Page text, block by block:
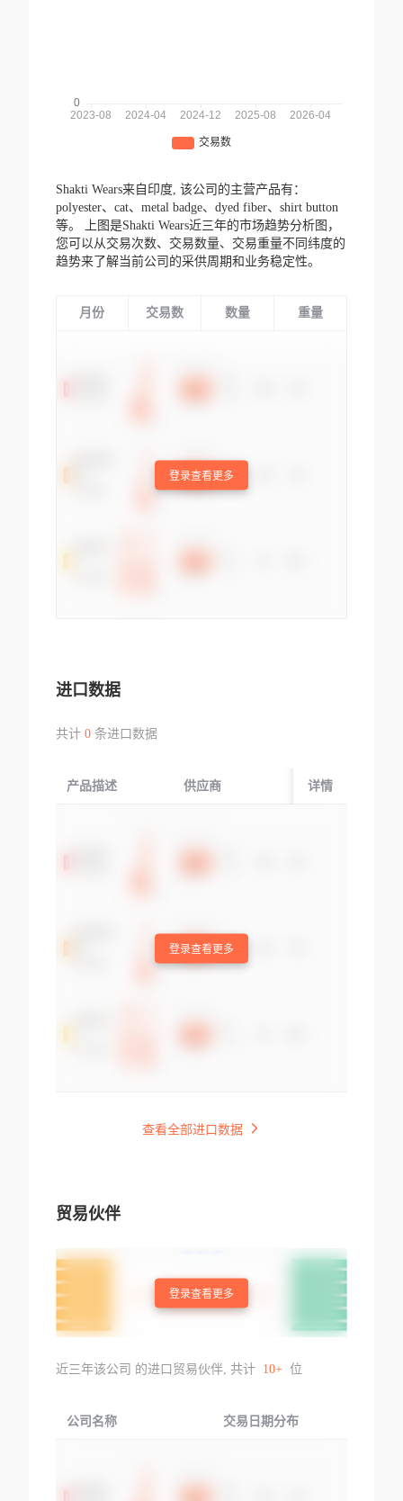
Shakti Wears来自印度, 该公司的主营产品有：
polyester、cat、metal badge、dyed fiber、shirt button
等。
上图是Shakti Wears近三年的市场趋势分析图，
您可以从交易次数、交易数量、交易重量不同纬度的
趋势来了解当前公司的采供周期和业务稳定性。
月份 交易数 数量 重量
登录查看更多
进口数据
共计 0条进口数据
产品描述 供应商 起运国/地区
详情
登录查看更多
查看全部进口数据
贸易伙伴
登录查看更多
近三年该公司 的进口贸易伙伴, 共计 10+ 位
公司名称 交易日期分布